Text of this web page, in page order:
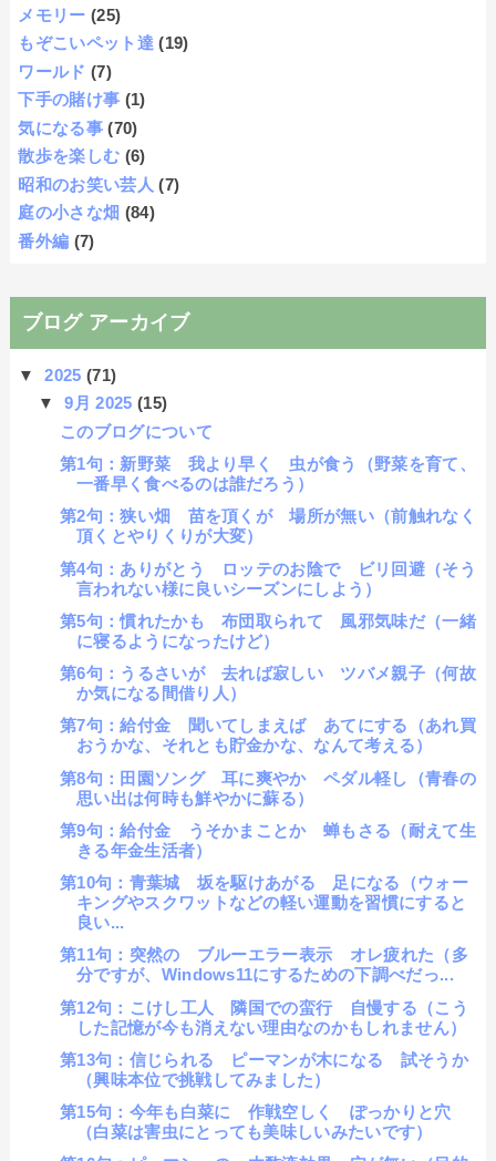
メモリー (25)
もぞこいペット達 (19)
ワールド (7)
下手の賭け事 (1)
気になる事 (70)
散歩を楽しむ (6)
昭和のお笑い芸人 (7)
庭の小さな畑 (84)
番外編 (7)
ブログ アーカイブ
▼2025(71)
▼9月 2025 (15)
このブログについて
第1句：新野菜 我より早く 虫が食う（野菜を育て、
一番早く食べるのは誰だろう）
第2句：狭い畑 苗を頂くが 場所が無い（前触れなく
頂くとやりくりが大変）
第4句：ありがとう ロッテのお陰で ビリ回避（そう
言われない様に良いシーズンにしよう）
第5句：慣れたかも 布団取られて 風邪気味だ（一緒
に寝るようになったけど）
第6句：うるさいが 去れば寂しい ツバメ親子（何故
か気になる間借り人）
第7句：給付金 聞いてしまえば あてにする（あれ買
おうかな、それとも貯金かな、なんて考える）
第8句：田園ソング 耳に爽やか ペダル軽し（青春の
思い出は何時も鮮やかに蘇る）
第9句：給付金 うそかまことか 蝉もさる（耐えて生
きる年金生活者）
第10句：青葉城 坂を駆けあがる 足になる（ウォー
キングやスクワットなどの軽い運動を習慣にすると
良い...
第11句：突然の ブルーエラー表示 オレ疲れた（多
分ですが、Windows11にするための下調べだっ...
第12句：こけし工人 隣国での蛮行 自慢する（こう
した記憶が今も消えない理由なのかもしれません）
第13句：信じられる ピーマンが木になる 試そうか
（興味本位で挑戦してみました）
第15句：今年も白菜に 作戦空しく ぽっかりと穴
（白菜は害虫にとっても美味しいみたいです）